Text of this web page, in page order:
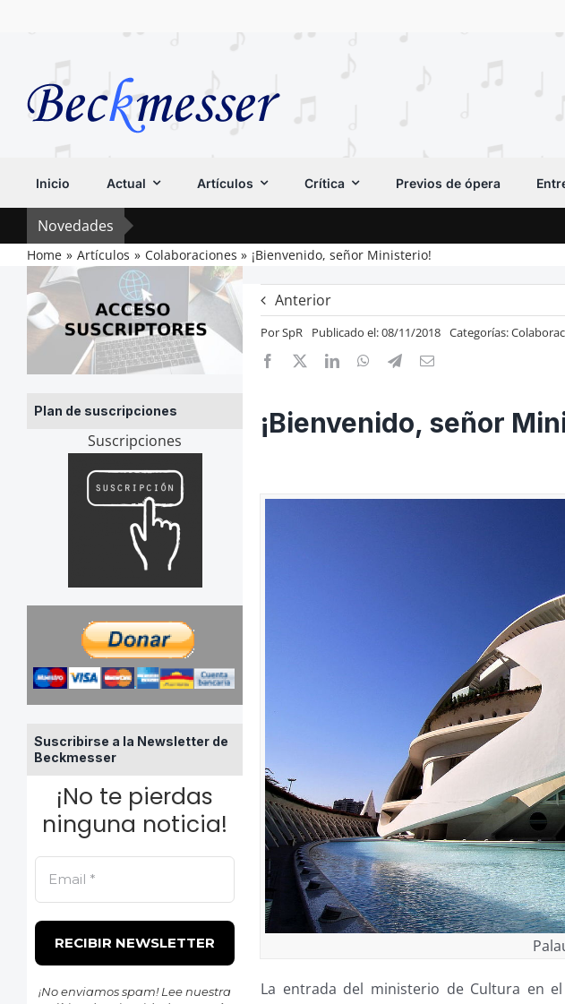
Inicio Actual Artículos Crítica Previos de ópera
Novedades
Home Artículos Colaboraciones ¡Bienvenido, señor Ministerio!
Plan de suscripciones
Suscripciones
Suscribirse a la Newsletter de
Beckmesser
¡No te pierdas
ninguna noticia!
¡No enviamos spam! Lee nuestra
Anterior
PorSpR Publicado el: 08/11/2018 Categorías:
¡Bienvenido, señor
La entrada del ministerio de Cultura en